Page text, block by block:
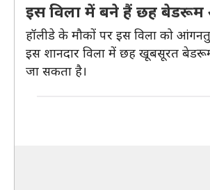
इस विला में बने हैं छह बेडरूम
हॉलीडे के मौकों पर इस विला को
इस शानदार विला में छह खूबसूरत
जा सकता है।